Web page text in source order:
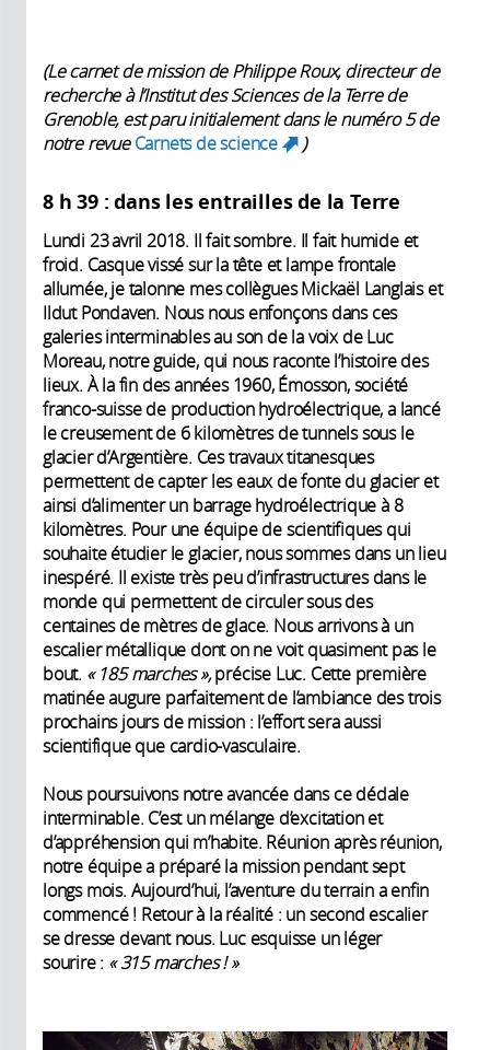
(Le carnet de mission de Philippe Roux, directeur de
recherche à l’Institut des Sciences de la Terre de
Grenoble, est paru initialement dans le numéro 5 de
notre revueCarnets de science (link is external)
)
8 h 39 : dans les entrailles de la Terre
Lundi 23 avril 2018. Il fait sombre. Il fait humide et
froid. Casque vissé sur la tête et lampe frontale
allumée, je talonne mes collègues Mickaël Langlais et
Ildut Pondaven. Nous nous enfonçons dans ces
galeries interminables au son de la voix de Luc
Moreau, notre guide, qui nous raconte l’histoire des
lieux. À la fin des années 1960, Émosson, société
franco-suisse de production hydroélectrique, a lancé
le creusement de 6 kilomètres de tunnels sous le
glacier d’Argentière. Ces travaux titanesques
permettent de capter les eaux de fonte du glacier et
ainsi d’alimenter un barrage hydroélectrique à 8
kilomètres. Pour une équipe de scientifiques qui
souhaite étudier le glacier, nous sommes dans un lieu
inespéré. Il existe très peu d’infrastructures dans le
monde qui permettent de circuler sous des
centaines de mètres de glace. Nous arrivons à un
escalier métallique dont on ne voit quasiment pas le
bout. « 185 marches »,précise Luc. Cette première
matinée augure parfaitement de l’ambiance des trois
prochains jours de mission : l’effort sera aussi
scientifique que cardio-vasculaire.
Nous poursuivons notre avancée dans ce dédale
interminable. C’est un mélange d’excitation et
d’appréhension qui m’habite. Réunion après réunion,
notre équipe a préparé la mission pendant sept
longs mois. Aujourd’hui, l’aventure du terrain a enfin
commencé ! Retour à la réalité : un second escalier
se dresse devant nous. Luc esquisse un léger
sourire : « 315 marches ! »